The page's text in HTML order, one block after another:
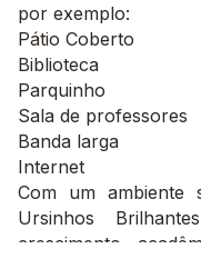
por exemplo:
Pátio Coberto
Biblioteca
Parquinho
Sala de professores
Banda larga
Internet
Com um ambiente
Ursinhos
crescimento